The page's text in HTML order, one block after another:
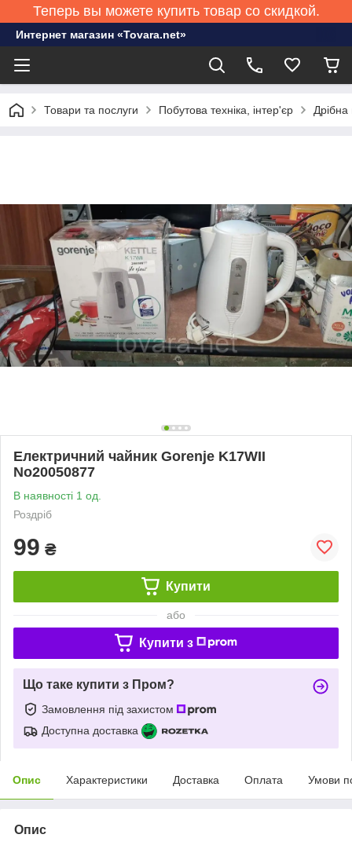
Теперь вы можете купить товар со скидкой.
Интернет магазин «Tovara.net»
Товари та послуги Побутова техніка, інтер'єр Дрібна
Електричний чайник Gorenje K17WII
No20050877
В наявності 1 од.
Роздріб
99 ₴
Купити
або
Купити з
Що таке купити з Пром?
Замовлення під захистом
Доступна доставка
Опис Характеристики Доставка Оплата Умови
Опис